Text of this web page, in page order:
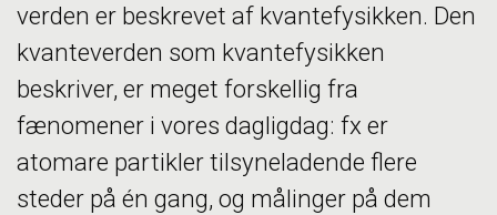
verden er beskrevet af kvantefysikken. Den
kvanteverden som kvantefysikken
beskriver, er meget forskellig fra
fænomener i vores dagligdag: fx er
atomare partikler tilsyneladende flere
steder på én gang, og målinger på dem